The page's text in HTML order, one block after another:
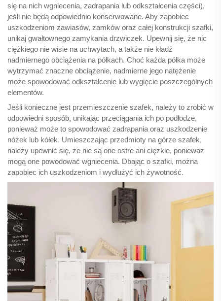
się na nich wgniecenia, zadrapania lub odkształcenia części),
jeśli nie będą odpowiednio konserwowane. Aby zapobiec
uszkodzeniom zawiasów, zamków oraz całej konstrukcji szafki,
unikaj gwałtownego zamykania drzwiczek. Upewnij się, że nic
ciężkiego nie wisie na uchwytach, a także nie kładź
nadmiernego obciążenia na półkach. Choć każda półka może
wytrzymać znaczne obciążenie, nadmierne jego natężenie
może spowodować odkształcenie lub wygięcie poszczególnych
elementów.
Jeśli konieczne jest przemieszczenie szafek, należy to zrobić w
odpowiedni sposób, unikając przeciągania ich po podłodze,
ponieważ może to spowodować zadrapania oraz uszkodzenie
nóżek lub kółek. Umieszczając przedmioty na górze szafek,
należy upewnić się, że nie są one ostre ani ciężkie, ponieważ
mogą one powodować wgniecenia. Dbając o szafki, można
zapobiec ich uszkodzeniom i wydłużyć ich żywotność.